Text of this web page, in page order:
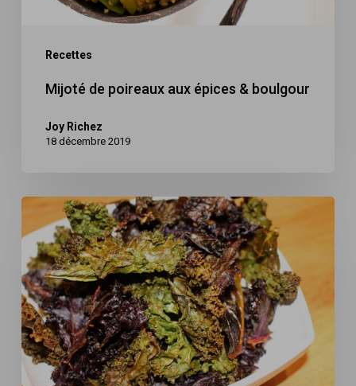
Recettes
Mijoté de poireaux aux épices & boulgour
Joy Richez
18 décembre 2019
Chips
de
chou
kale